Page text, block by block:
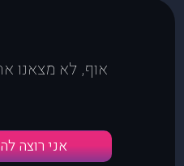
אוף, לא מצאנו
אני רוצה